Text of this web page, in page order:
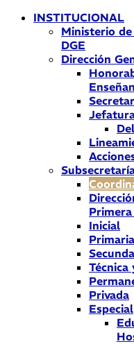
INSTITUCIONAL
Ministerio
DGE
Dirección
Inicial
Primaria
Técnica
Privada
Especial